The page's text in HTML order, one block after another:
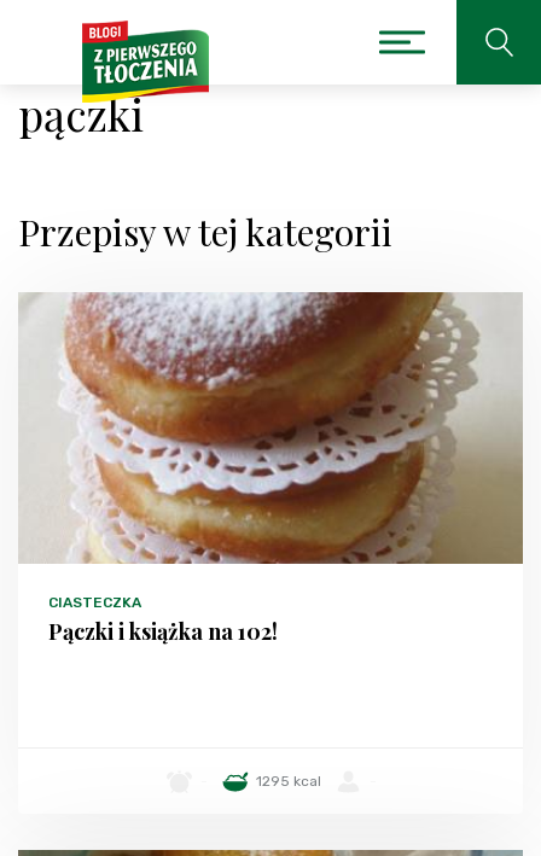
pączki
Przepisy w tej kategorii
CIASTECZKA
Pączki i książka na 102!
1295 kcal